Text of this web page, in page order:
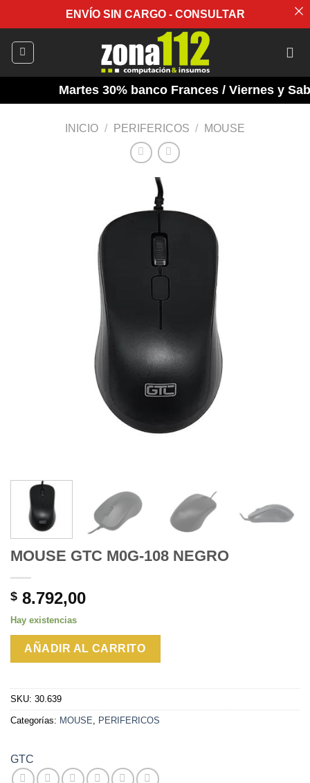
ENVÍO SIN CARGO - CONSULTAR
Martes 30% banco Frances / Viernes y
INICIO / PERIFERICOS / MOUSE
MOUSE GTC M0G-108 NEGRO
$ 8.792,00
Hay existencias
AÑADIR AL CARRITO
SKU: 30.639
Categorías: MOUSE PERIFERICOS
GTC